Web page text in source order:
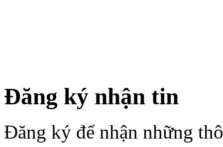
Đăng ký nhận tin
Đăng ký để nhận những